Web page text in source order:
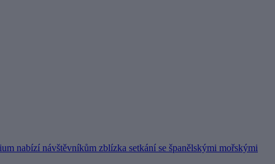
nabízí návštěvníkům zblízka setkání se španělskými mořskými